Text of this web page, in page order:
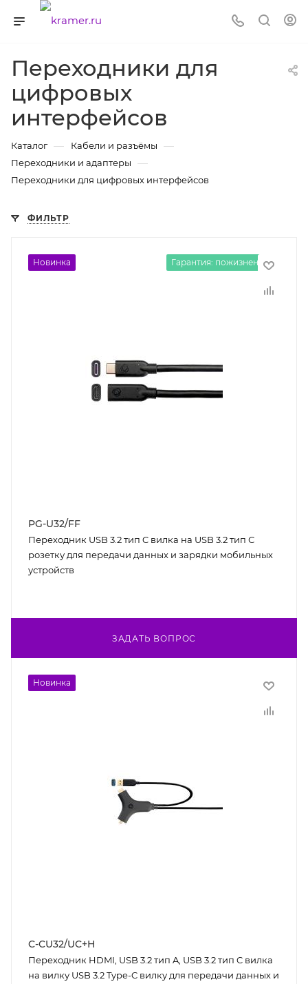
Переходники для
цифровых
интерфейсов
Каталог — Кабели и разъёмы —
Переходники и адаптеры —
Переходники для цифровых интерфейсов
ФИЛЬТР
Новинка Гарантия: пожизненная
PG-U32/FF
Переходник USB 3.2 тип C вилка на USB 3.2 тип С
розетку для передачи данных и зарядки мобильных
устройств
ЗАДАТЬ ВОПРОС
Новинка
C-CU32/UC+H
Переходник HDMI, USB 3.2 тип A, USB 3.2 тип C вилка
на вилку USB 3.2 Type-C вилку для передачи данных и